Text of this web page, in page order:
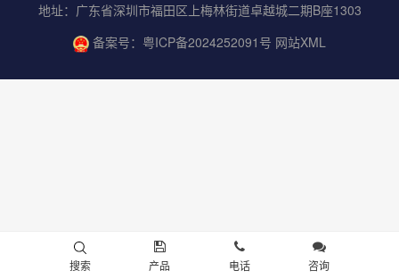
地址：广东省深圳市福田区上梅林街道卓越城二期B座1303
备案号： 粤ICP备2024252091号 网站XML
搜索 产品 电话 咨询